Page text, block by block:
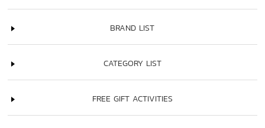
BRAND LIST
CATEGORY LIST
FREE GIFT ACTIVITIES